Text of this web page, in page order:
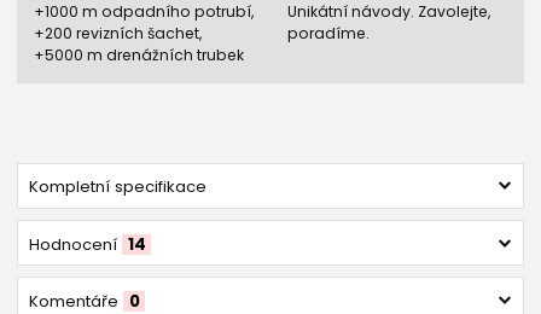
+1000 m odpadního potrubí,
+200 revizních šachet,
+5000 m drenážních trubek
Unikátní návody. Zavolejte,
poradíme.
Kompletní specifikace
Hodnocení 14
Komentáře 0